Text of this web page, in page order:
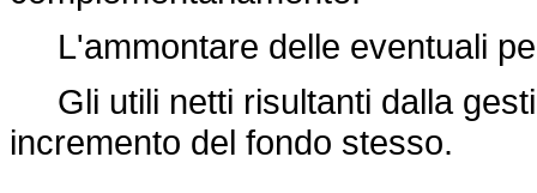
L'ammontare delle eventuali
Gli utili netti risultanti dalla
incremento del fondo stesso.